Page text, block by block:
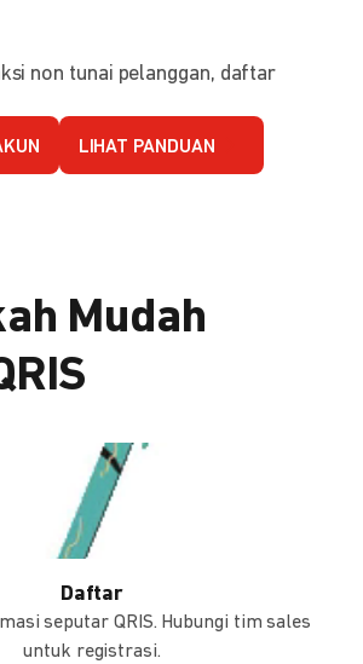
non tunai pelanggan, daftar
LIHAT PANDUAN
Mudah
Daftar
seputar QRIS. Hubungi tim sales
untuk registrasi.